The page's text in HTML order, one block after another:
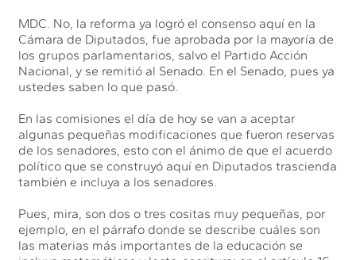
MDC. No, la reforma ya logró el consenso aquí en la
Cámara de Diputados, fue aprobada por la mayoría de
los grupos parlamentarios, salvo el Partido Acción
Nacional, y se remitió al Senado. En el Senado, pues ya
ustedes saben lo que pasó.
En las comisiones el día de hoy se van a aceptar
algunas pequeñas modificaciones que fueron reservas
de los senadores, esto con el ánimo de que el acuerdo
político que se construyó aquí en Diputados trascienda
también e incluya a los senadores.
Pues, mira, son dos o tres cositas muy pequeñas, por
ejemplo, en el párrafo donde se describe cuáles son
las materias más importantes de la educación se